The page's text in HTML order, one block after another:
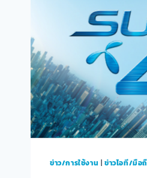
อะไร
บ้าง
ข่าว/การใช้งาน | ข่าวไอที/มือ